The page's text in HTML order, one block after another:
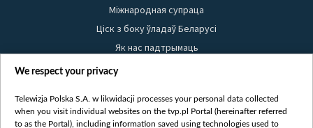
Міжнародная супраца
Ціск з боку ўладаў Беларусі
Як нас падтрымаць
Правілы выкарыстання матэрыялаў
Бяспека
Youtube
We respect your privacy
Telewizja Polska S.A. w likwidacji processes your personal data collected
when you visit individual websites on the tvp.pl Portal (hereinafter referred
to as the Portal), including information saved using technologies used to